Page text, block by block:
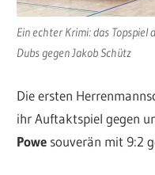
Ein echter Krimi: das Topspiel
Dubs gegen Jakob Schütz
Die ersten
ihr Auftaktspiel gegen
Powe souverän mit 9:2